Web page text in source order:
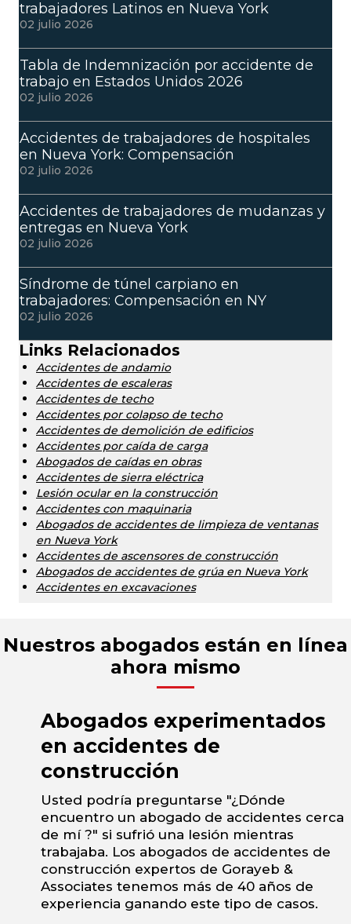
trabajadores Latinos en Nueva York
02 julio 2026
Tabla de Indemnización por accidente de
trabajo en Estados Unidos 2026
02 julio 2026
Accidentes de trabajadores de hospitales
en Nueva York: Compensación
02 julio 2026
Accidentes de trabajadores de mudanzas y
entregas en Nueva York
02 julio 2026
Síndrome de túnel carpiano en
trabajadores: Compensación en NY
02 julio 2026
Links Relacionados
Accidentes de andamio
Accidentes de escaleras
Accidentes de techo
Accidentes por colapso de techo
Accidentes de demolición de edificios
Accidentes por caída de carga
Abogados de caídas en obras
Accidentes de sierra eléctrica
Lesión ocular en la construcción
Accidentes con maquinaria
Abogados de accidentes de limpieza de ventanas
en Nueva York
Accidentes de ascensores de construcción
Abogados de accidentes de grúa en Nueva York
Accidentes en excavaciones
Nuestros abogados están en línea
ahora mismo
Abogados experimentados
en accidentes de
construcción
Usted podría preguntarse "¿Dónde
encuentro un abogado de accidentes cerca
de mí ?" si sufrió una lesión mientras
trabajaba. Los abogados de accidentes de
construcción expertos de Gorayeb &
Associates tenemos más de 40 años de
experiencia ganando este tipo de casos.